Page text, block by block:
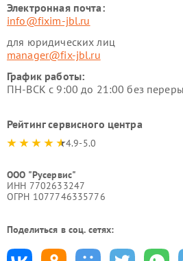
Электронная почта:
info@fixim-jbl.ru
для юридических лиц
manager@fix-jbl.ru
График работы:
ПН-ВСК с 9:00 до 21:00 без
Рейтинг сервисного центра
4.9-5.0
ООО "Русервис"
ИНН 7702633247
ОГРН 1077746335776
Поделиться в соц. сетях: